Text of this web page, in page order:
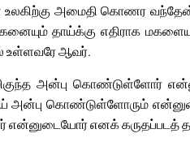
உலகிற்கு அமைதி
தாய்க்கு எதிராக மகளையும்
உள்ளவரே ஆவர்.
அன்பு கொண்டுள்ளோர்
அன்பு கொண்டுள்ளோரும்
என்னுடையோர் எனக் கருதப்படத்